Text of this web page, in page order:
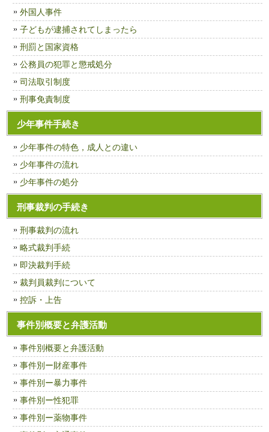
外国人事件
子どもが逮捕されてしまったら
刑罰と国家資格
公務員の犯罪と懲戒処分
司法取引制度
刑事免責制度
少年事件手続き
少年事件の特色，成人との違い
少年事件の流れ
少年事件の処分
刑事裁判の手続き
刑事裁判の流れ
略式裁判手続
即決裁判手続
裁判員裁判について
控訴・上告
事件別概要と弁護活動
事件別概要と弁護活動
事件別ー財産事件
事件別ー暴力事件
事件別ー性犯罪
事件別ー薬物事件